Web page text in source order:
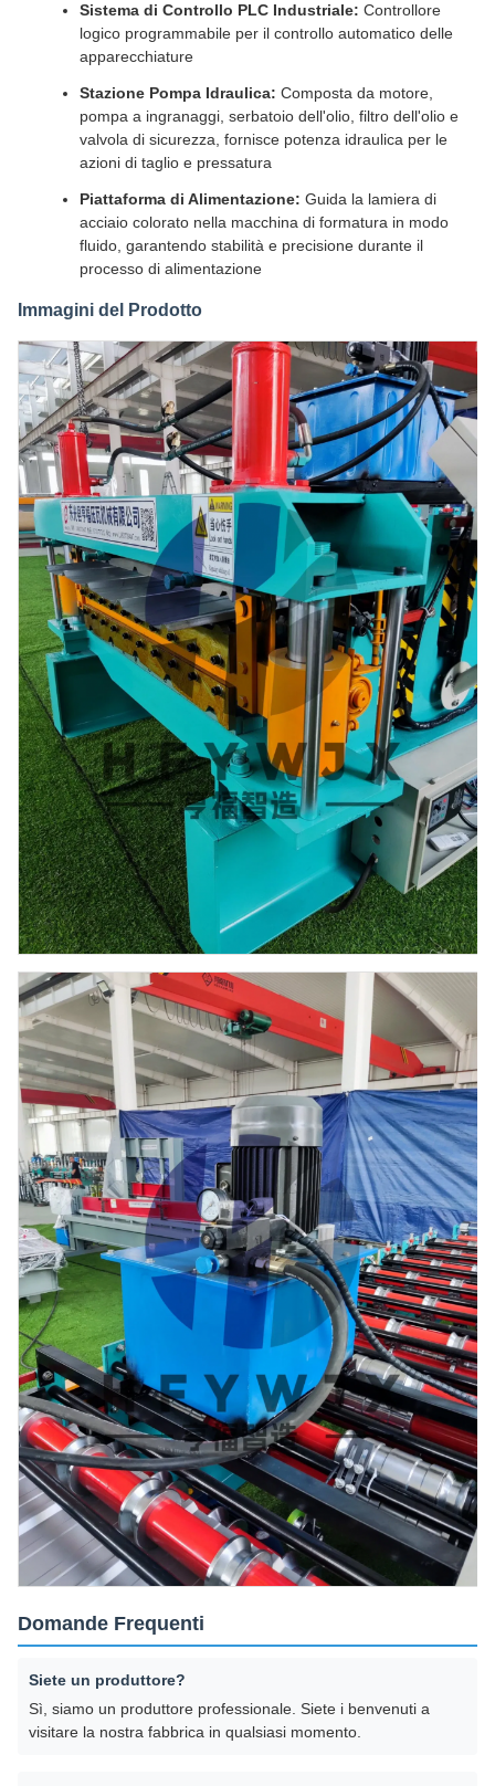
Sistema di Controllo PLC Industriale: Controllore
logico programmabile per il controllo automatico delle
apparecchiature
Stazione Pompa Idraulica: Composta da motore,
pompa a ingranaggi, serbatoio dell'olio, filtro dell'olio e
valvola di sicurezza, fornisce potenza idraulica per le
azioni di taglio e pressatura
Piattaforma di Alimentazione: Guida la lamiera di
acciaio colorato nella macchina di formatura in modo
fluido, garantendo stabilità e precisione durante il
processo di alimentazione
Immagini del Prodotto
Domande Frequenti
Siete un produttore?
Sì, siamo un produttore professionale. Siete i benvenuti a
visitare la nostra fabbrica in qualsiasi momento.